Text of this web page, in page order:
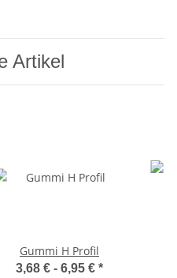
Artikel
Gummi H Profil
3,68 € - 6,95 € *